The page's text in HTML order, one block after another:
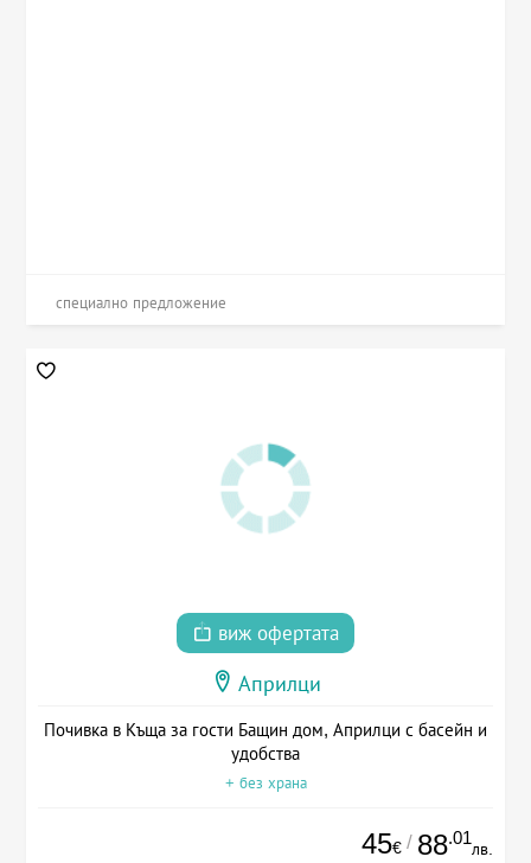
специално предложение
виж офертата
Априлци
Почивка в Къща за гости Бащин дом, Априлци с басейн и
удобства
+ без храна
45€ / 88.01
лв.